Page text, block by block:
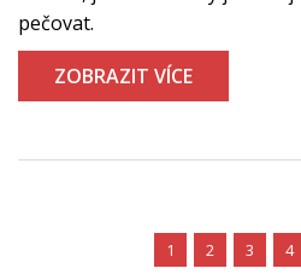
pečovat.
ZOBRAZIT VÍCE
1 2 3 4